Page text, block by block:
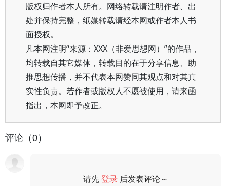
版权归作者本人所有。网络转载请注明作者、出
处并保持完整，纸媒转载请经本网或作者本人书
面授权。
凡本网注明“来源：XXX（非爱思想网）”的作品，
均转载自其它媒体，转载目的在于分享信息、助
推思想传播，并不代表本网赞同其观点和对其真
实性负责。若作者或版权人不愿被使用，请来函
指出，本网即予改正。
评论（0）
请先登录 后发表评论～